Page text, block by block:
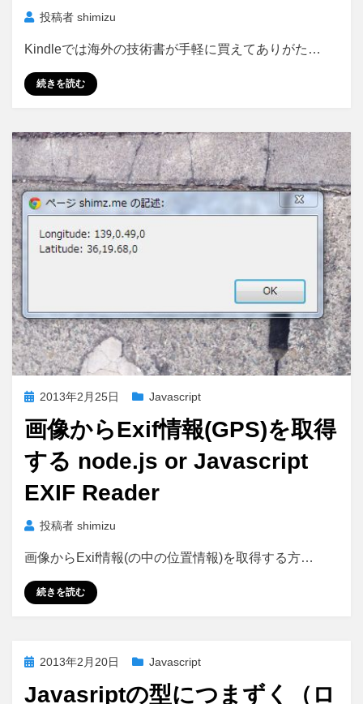
投稿者 shimizu
Kindleでは海外の技術書が手軽に買えてありがた…
続きを読む
投
日:
2013年2月25日 Javascript
画像からExif情報(GPS)を取得
する node.js or Javascript
EXIF Reader
投稿者 shimizu
画像からExif情報(の中の位置情報)を取得する方…
続きを読む
投
日:
2013年2月20日 Javascript
Javasriptの型につまずく（ロ